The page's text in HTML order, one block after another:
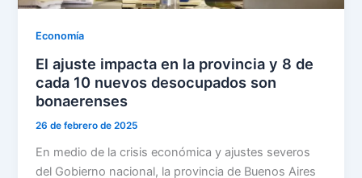
Economía
El ajuste impacta en la provincia y 8 de
cada 10 nuevos desocupados son
bonaerenses
26 de febrero de 2025
En medio de la crisis económica y ajustes severos
del Gobierno nacional, la provincia de Buenos Aires